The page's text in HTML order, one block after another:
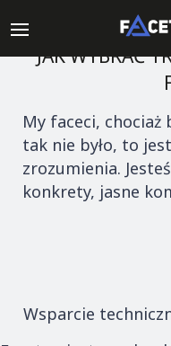
JAK WYBRAĆ
My faceci, chociaż
tak nie było, to
zrozumienia.
konkrety, jasne
Wsparcie